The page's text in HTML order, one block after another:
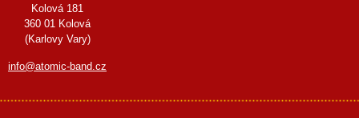
Kolová 181
360 01 Kolová
(Karlovy Vary)
info@atomic-band.cz